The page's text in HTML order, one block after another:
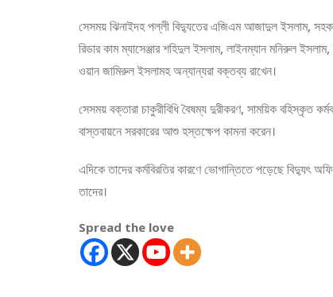
সেসময় ঝিনাইদহ পল্লী বিদ্যুতের এজিএম আজাদুল ইসলাম,
রিডার কাম ম্যাসেঞ্জার শহিদুল ইসলাম, লাইনম্যান মনিরুল
ওয়ান জামিরুল ইসলামহ অন্যান্যরা বক্তব্য রাখেন।
সেসময় বক্তারা চাকুরীবিধি বৈষম্য দুরীকরণ, সাময়িক বহিস্কৃত
বাস্তবায়নে সরকারের আশু হস্তক্ষেপ কামনা করেন।
এদিকে তাদের কর্মবিরতির কারণে ভোগান্তিতে পড়েছে বিদ্যুৎ
তাদের।
Spread the love